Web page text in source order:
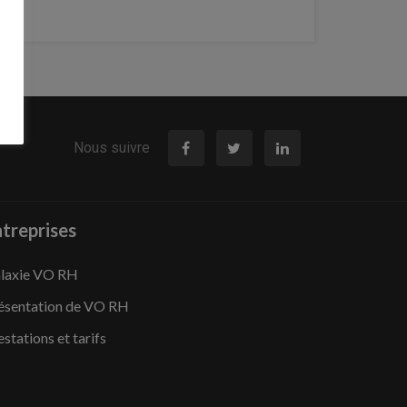
Nous suivre
VO RH
de VO RH
et tarifs